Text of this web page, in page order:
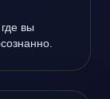
вы